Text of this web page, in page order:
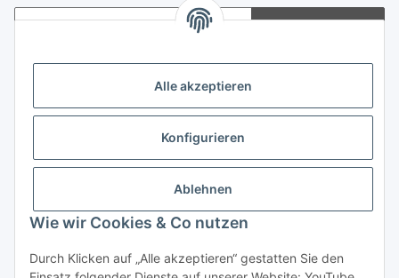
Alle akzeptieren
Konfigurieren
Ablehnen
Wie wir Cookies & Co nutzen
Durch Klicken auf „Alle akzeptieren“ gestatten Sie den
Abonnieren